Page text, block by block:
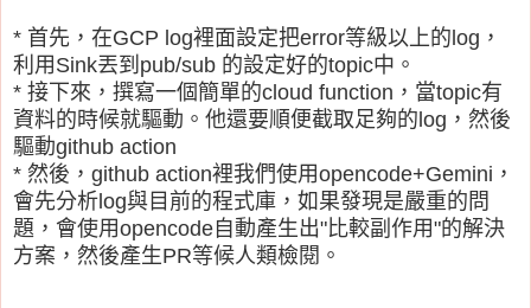
* 首先，在GCP log裡面設定把error等級以上的log，
利用Sink丟到pub/sub 的設定好的topic中。
* 接下來，撰寫一個簡單的cloud function，當topic有
資料的時候就驅動。他還要順便截取足夠的log，然後
驅動github action
* 然後，github action裡我們使用opencode+Gemini，
會先分析log與目前的程式庫，如果發現是嚴重的問
題，會使用opencode自動產生出"比較副作用"的解決
方案，然後產生PR等候人類檢閱。